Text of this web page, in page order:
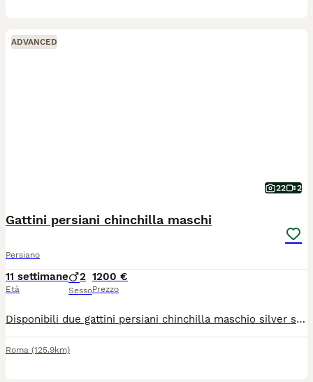
ADVANCED
22 2
Gattini persiani chinchilla maschi
Persiano
11 settimane
Età
2
Sesso
1200 €
Prezzo
Disponibili due gattini persiani chinchilla maschio silver shaded ed black golden shaded Pedigree AFI/WCF Piccolo allevamento 1000and1persian con affisso a Roma Carattere amorevole giocoso Cresciuti in famiglia abituati a stare in braccio Vaccinati,sverminati genitori essenti dalle malattie
Roma (125.9km)